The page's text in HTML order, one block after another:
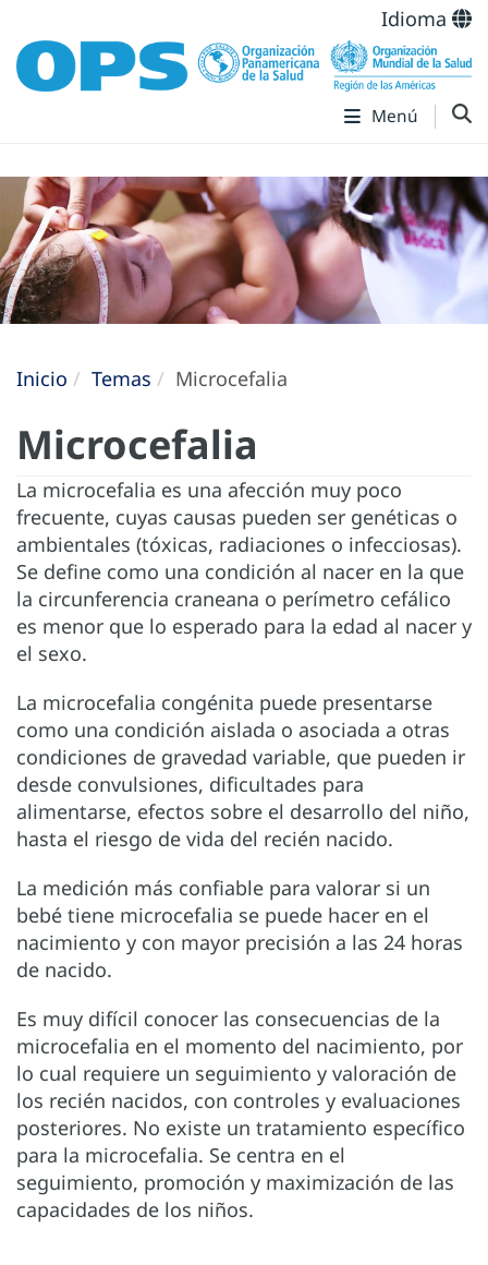
Idioma
Menú
Inicio Temas Microcefalia
Microcefalia
La microcefalia es una afección muy poco
frecuente, cuyas causas pueden ser genéticas o
ambientales (tóxicas, radiaciones o infecciosas).
Se define como una condición al nacer en la que
la circunferencia craneana o perímetro cefálico
es menor que lo esperado para la edad al nacer y
el sexo.
La microcefalia congénita puede presentarse
como una condición aislada o asociada a otras
condiciones de gravedad variable, que pueden ir
desde convulsiones, dificultades para
alimentarse, efectos sobre el desarrollo del niño,
hasta el riesgo de vida del recién nacido.
La medición más confiable para valorar si un
bebé tiene microcefalia se puede hacer en el
nacimiento y con mayor precisión a las 24 horas
de nacido.
Es muy difícil conocer las consecuencias de la
microcefalia en el momento del nacimiento, por
lo cual requiere un seguimiento y valoración de
los recién nacidos, con controles y evaluaciones
posteriores. No existe un tratamiento específico
para la microcefalia. Se centra en el
seguimiento, promoción y maximización de las
capacidades de los niños.